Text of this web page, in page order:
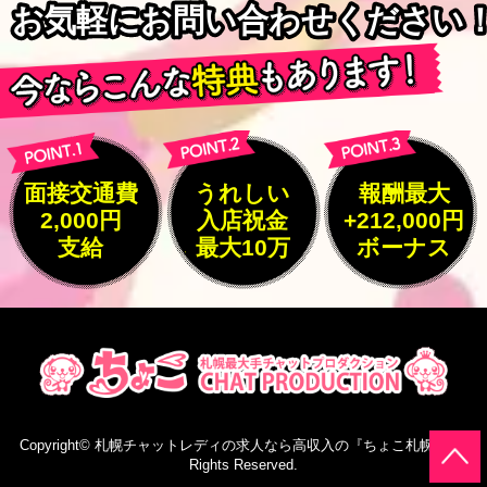
お気軽にお問い合わせください
お気軽にお問い合わせください
面接交通費
2,000円
支給
うれしい
入店祝金
最大10万
報酬最大
+212,000円
ボーナス
Copyright© 札幌チャットレディの求人なら高収入の『ちょこ札幌』
All
Rights Reserved.